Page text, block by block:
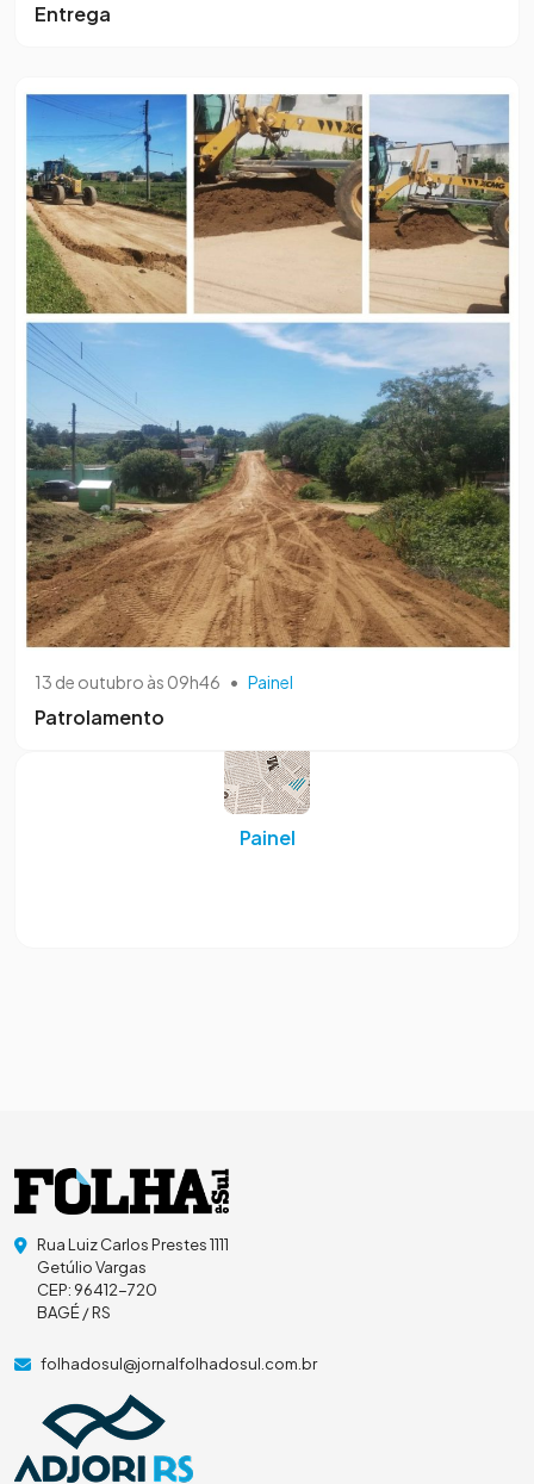
Entrega
13 de outubro às 09h46 • Painel
Patrolamento
Painel
Rua Luiz Carlos Prestes 1111
Getúlio Vargas
CEP: 96412-720
BAGÉ / RS
folhadosul@jornalfolhadosul.com.br